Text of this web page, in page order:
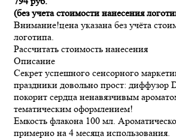
(без учета стоимости нанесения
Внимание!цена указана без учёта
логотипа.
Рассчитать стоимость нанесения
Описание
Секрет успешного сенсорного
праздники довольно прост: диффузор
покорит сердца ненавязчивым
тематическим оформлением!
Емкость флакона 100 мл.
примерно на 4 месяца использования.